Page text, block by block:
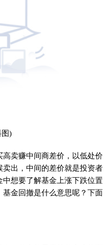
)
卖赚中间商差价，以低处价
出，中间的差价就是投资者
想要了解基金上涨下跌位置
金回撤是什么意思呢？下面